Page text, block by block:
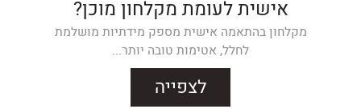
אישית לעומת מקלחון מוכן?
מקלחון בהתאמה אישית מספק מידתיות מושלמת
לחלל, אטימות טובה יותר...
לצפייה